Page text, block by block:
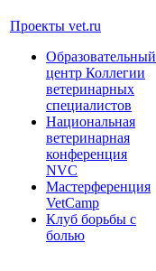
Проекты vet.ru
Образовательный
центр Коллегии
ветеринарных
специалистов
Национальная
ветеринарная
конференция
NVC
Мастерференция
VetCamp
Клуб борьбы с
болью